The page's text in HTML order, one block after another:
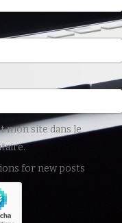
mon site dans le
for new posts